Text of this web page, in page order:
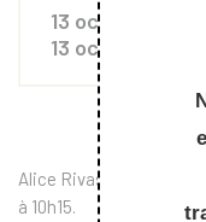
13 oct. 2025
13 oct. 2025
Alice Rivas présentera
à 10h15.